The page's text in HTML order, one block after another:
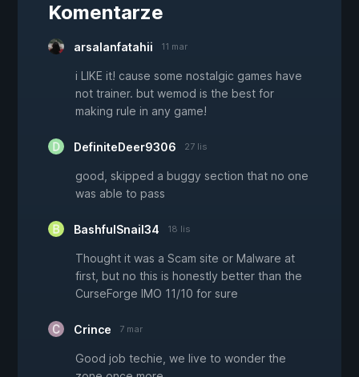
Komentarze
arsalanfatahii 11 mar
i LIKE it! cause some nostalgic games have
not trainer. but wemod is the best for
making rule in any game!
DefiniteDeer9306 27 lis
good, skipped a buggy section that no one
was able to pass
BashfulSnail34 18 lis
Thought it was a Scam site or Malware at
first, but no this is honestly better than the
CurseForge IMO 11/10 for sure
Crince 7 mar
Good job techie, we live to wonder the